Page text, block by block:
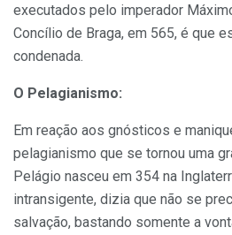
executados pelo imperador
Concílio de Braga, em 565, é que
condenada.
O Pelagianismo:
Em reação aos gnósticos e
pelagianismo que se tornou uma
Pelágio nasceu em 354 na
intransigente, dizia que não se
salvação, bastando somente a